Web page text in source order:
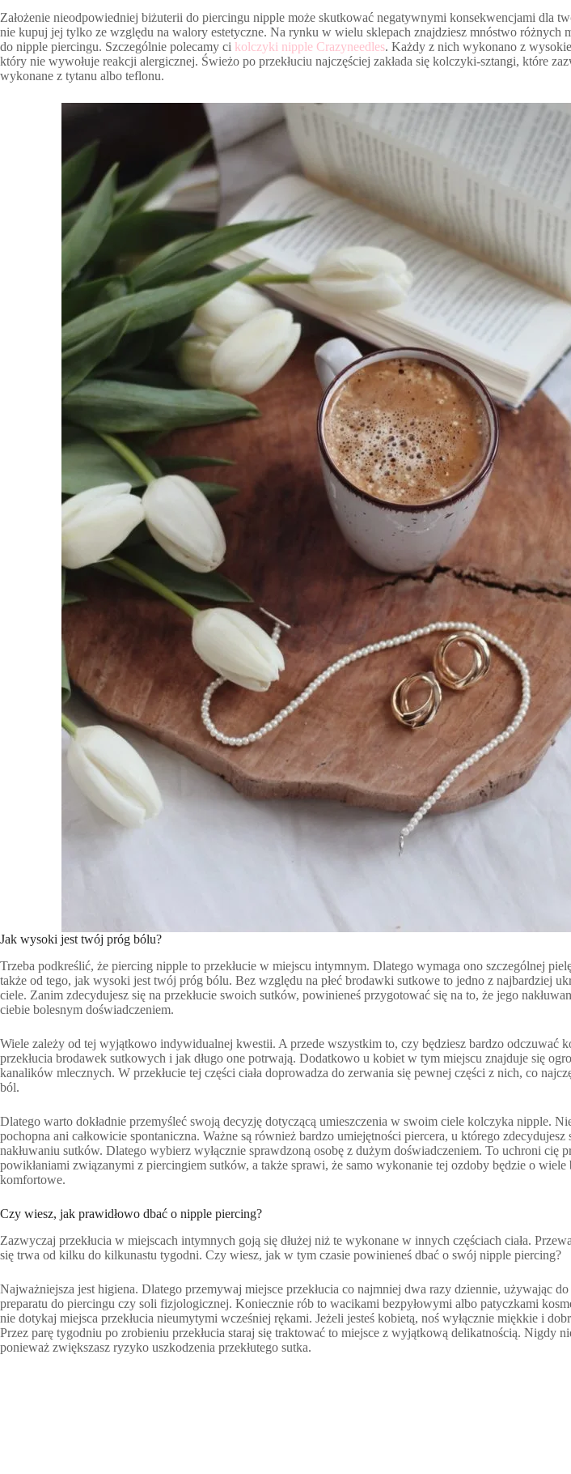
Założenie nieodpowiedniej biżuterii do piercingu nipple może skutkować negatywnymi konsekwencjami dla
nie kupuj jej tylko ze względu na walory estetyczne. Na rynku w wielu sklepach znajdziesz mnóstwo różnych
do nipple piercingu. Szczególnie polecamy ci kolczyki nipple Crazyneedles. Każdy z nich wykonano z
który nie wywołuje reakcji alergicznej. Świeżo po przekłuciu najczęściej zakłada się kolczyki-sztangi, które
wykonane z tytanu albo teflonu.
Jak wysoki jest twój próg bólu?
Trzeba podkreślić, że piercing nipple to przekłucie w miejscu intymnym. Dlatego wymaga ono szczególnej
także od tego, jak wysoki jest twój próg bólu. Bez względu na płeć brodawki sutkowe to jedno z najbardziej
ciele. Zanim zdecydujesz się na przekłucie swoich sutków, powinieneś przygotować się na to, że jego
ciebie bolesnym doświadczeniem.
Wiele zależy od tej wyjątkowo indywidualnej kwestii. A przede wszystkim to, czy będziesz bardzo odczuwać
przekłucia brodawek sutkowych i jak długo one potrwają. Dodatkowo u kobiet w tym miejscu znajduje się
kanalików mlecznych. W przekłucie tej części ciała doprowadza do zerwania się pewnej części z nich, co
ból.
Dlatego warto dokładnie przemyśleć swoją decyzję dotyczącą umieszczenia w swoim ciele kolczyka nipple.
pochopna ani całkowicie spontaniczna. Ważne są również bardzo umiejętności piercera, u którego zdecydujesz
nakłuwaniu sutków. Dlatego wybierz wyłącznie sprawdzoną osobę z dużym doświadczeniem. To uchroni cię
powikłaniami związanymi z piercingiem sutków, a także sprawi, że samo wykonanie tej ozdoby będzie o wiele
komfortowe.
Czy wiesz, jak prawidłowo dbać o nipple piercing?
Zazwyczaj przekłucia w miejscach intymnych goją się dłużej niż te wykonane w innych częściach ciała.
się trwa od kilku do kilkunastu tygodni. Czy wiesz, jak w tym czasie powinieneś dbać o swój nipple piercing?
Najważniejsza jest higiena. Dlatego przemywaj miejsce przekłucia co najmniej dwa razy dziennie, używając do
preparatu do piercingu czy soli fizjologicznej. Koniecznie rób to wacikami bezpyłowymi albo patyczkami
nie dotykaj miejsca przekłucia nieumytymi wcześniej rękami. Jeżeli jesteś kobietą, noś wyłącznie miękkie i
Przez parę tygodniu po zrobieniu przekłucia staraj się traktować to miejsce z wyjątkową delikatnością. Nigdy
ponieważ zwiększasz ryzyko uszkodzenia przekłutego sutka.